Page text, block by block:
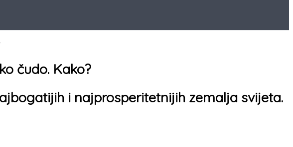
čudo. Kako?
i najprosperitetnijih zemalja svijeta.